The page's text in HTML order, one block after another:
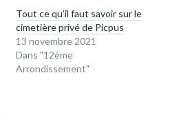
Tout ce qu’il faut savoir sur le
cimetière privé de Picpus
13 novembre 2021
Dans "12ème
Arrondissement"